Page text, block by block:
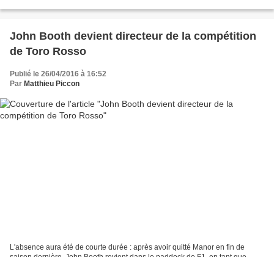
John Booth devient directeur de la compétition
de Toro Rosso
Publié le 26/04/2016 à 16:52
Par Matthieu Piccon
L'absence aura été de courte durée : après avoir quitté Manor en fin de